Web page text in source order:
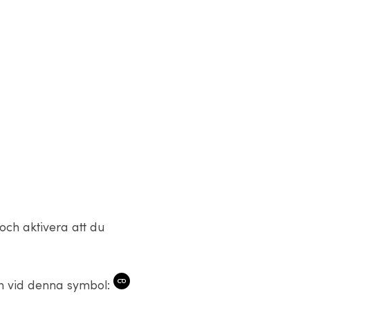
aktivera att du
vid denna symbol: